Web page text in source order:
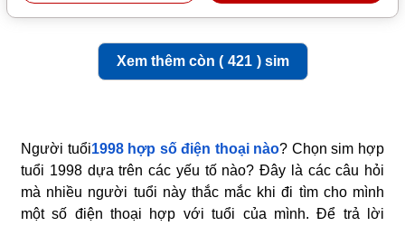
Xem thêm còn ( 421 ) sim
Người tuổi1998 hợp số điện thoại nào? Chọn sim hợp
tuổi 1998 dựa trên các yếu tố nào? Đây là các câu hỏi
mà nhiều người tuổi này thắc mắc khi đi tìm cho mình
một số điện thoại hợp với tuổi của mình. Để trả lời